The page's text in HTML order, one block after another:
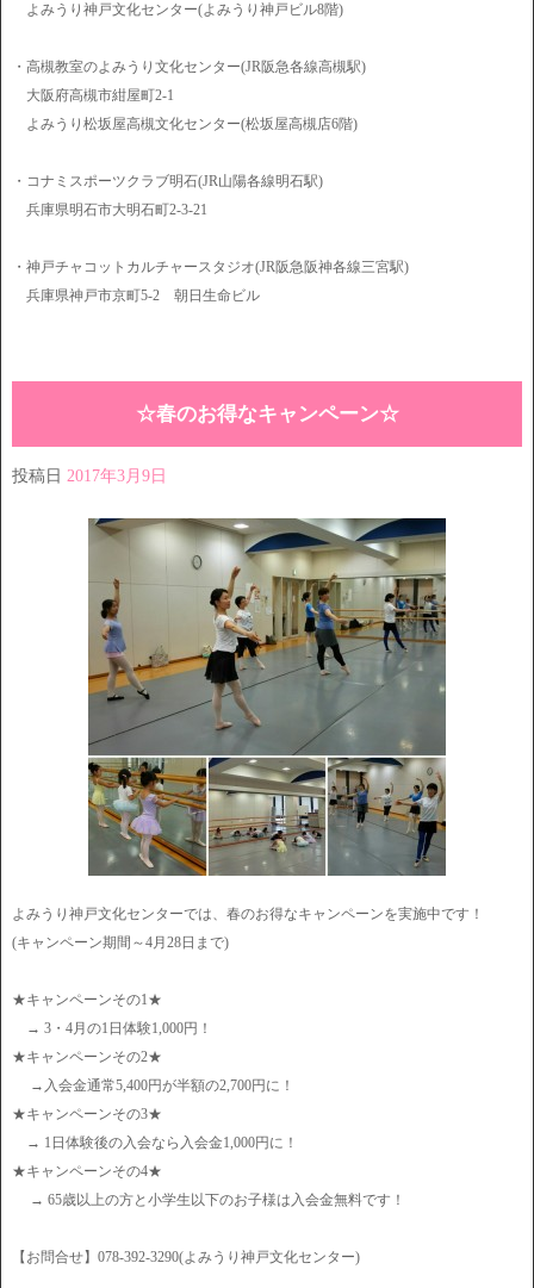
よみうり神戸文化センター(よみうり神戸ビル8階)
・高槻教室のよみうり文化センター(JR阪急各線高槻駅)
大阪府高槻市紺屋町2-1
よみうり松坂屋高槻文化センター(松坂屋高槻店6階)
・コナミスポーツクラブ明石(JR山陽各線明石駅)
兵庫県明石市大明石町2-3-21
・神戸チャコットカルチャースタジオ(JR阪急阪神各線三宮駅)
兵庫県神戸市京町5-2 朝日生命ビル
☆春のお得なキャンペーン☆
投稿日 2017年3月9日
よみうり神戸文化センターでは、春のお得なキャンペーンを実施中です！
(キャンペーン期間～4月28日まで)
★キャンペーンその1★
→ 3・4月の1日体験1,000円！
★キャンペーンその2★
→入会金通常5,400円が半額の2,700円に！
★キャンペーンその3★
→ 1日体験後の入会なら入会金1,000円に！
★キャンペーンその4★
→ 65歳以上の方と小学生以下のお子様は入会金無料です！
【お問合せ】078-392-3290(よみうり神戸文化センター)